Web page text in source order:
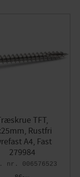
TFT,
Rustfri
A4, Fast
279984
006576523